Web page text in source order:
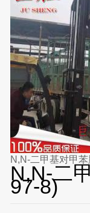
N,N-二甲基对甲
N,N-二
97-8)